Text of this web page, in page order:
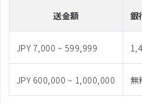
送金額 銀
JPY 7,000 ~ 599,999
JPY 600,000 ~ 1,000,000 無